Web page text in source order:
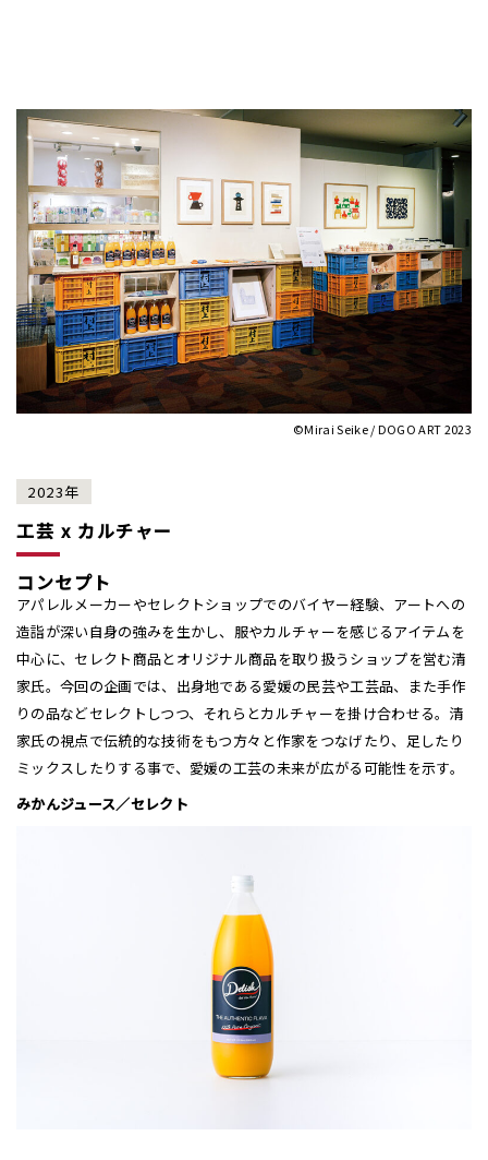
©Mirai Seike / DOGO ART 2023
2023年
工芸 x カルチャー
コンセプト
アパレルメーカーやセレクトショップでのバイヤー経験、アートへの
造詣が深い自身の強みを生かし、服やカルチャーを感じるアイテムを
中心に、セレクト商品とオリジナル商品を取り扱うショップを営む清
家氏。今回の企画では、出身地である愛媛の民芸や工芸品、また手作
りの品などセレクトしつつ、それらとカルチャーを掛け合わせる。清
家氏の視点で伝統的な技術をもつ方々と作家をつなげたり、足したり
ミックスしたりする事で、愛媛の工芸の未来が広がる可能性を示す。
みかんジュース／セレクト